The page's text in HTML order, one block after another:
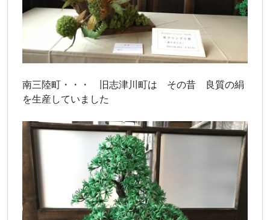
南三陸町・・・ 旧志津川町は その昔 良質の絹
を生産していました